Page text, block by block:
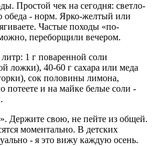
Простой чек на сегодня: светло-
обеда - норм. Ярко-желтый или
Частые походы «по-
переборщили вечером.
1 г поваренной соли
ложки), 40-60 г сахара или меда
сок половины лимона,
потеете и на майке белые соли -
Держите свою, не пейте из общей.
моментально. В детских
- я это вижу каждую осень.